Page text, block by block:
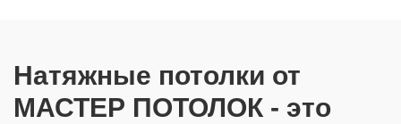
Натяжные потолки от
МАСТЕР ПОТОЛОК - это